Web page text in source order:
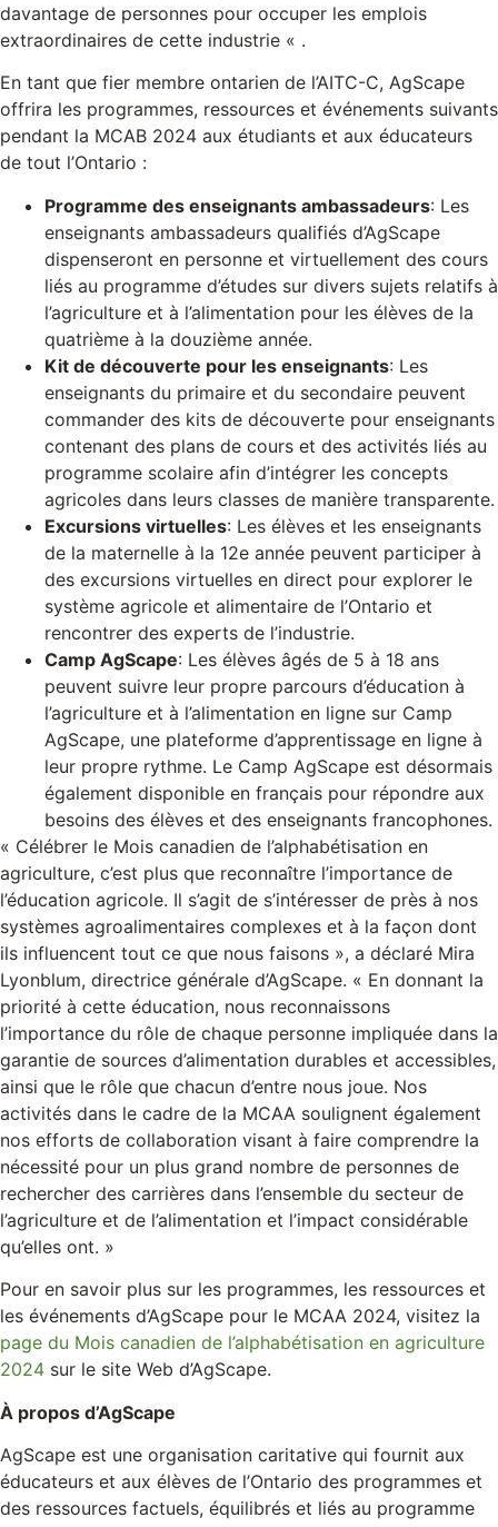
davantage de personnes pour occuper les emplois
extraordinaires de cette industrie « .
En tant que fier membre ontarien de l’AITC-C, AgScape
offrira les programmes, ressources et événements suivants
pendant la MCAB 2024 aux étudiants et aux éducateurs
de tout l’Ontario :
Programme des enseignants ambassadeurs: Les
enseignants ambassadeurs qualifiés d’AgScape
dispenseront en personne et virtuellement des cours
liés au programme d’études sur divers sujets relatifs à
l’agriculture et à l’alimentation pour les élèves de la
quatrième à la douzième année.
Kit de découverte pour les enseignants: Les
enseignants du primaire et du secondaire peuvent
commander des kits de découverte pour enseignants
contenant des plans de cours et des activités liés au
programme scolaire afin d’intégrer les concepts
agricoles dans leurs classes de manière transparente.
Excursions virtuelles: Les élèves et les enseignants
de la maternelle à la 12e année peuvent participer à
des excursions virtuelles en direct pour explorer le
système agricole et alimentaire de l’Ontario et
rencontrer des experts de l’industrie.
Camp AgScape: Les élèves âgés de 5 à 18 ans
peuvent suivre leur propre parcours d’éducation à
l’agriculture et à l’alimentation en ligne sur Camp
AgScape, une plateforme d’apprentissage en ligne à
leur propre rythme. Le Camp AgScape est désormais
également disponible en français pour répondre aux
besoins des élèves et des enseignants francophones.
« Célébrer le Mois canadien de l’alphabétisation en
agriculture, c’est plus que reconnaître l’importance de
l’éducation agricole. Il s’agit de s’intéresser de près à nos
systèmes agroalimentaires complexes et à la façon dont
ils influencent tout ce que nous faisons », a déclaré Mira
Lyonblum, directrice générale d’AgScape. « En donnant la
priorité à cette éducation, nous reconnaissons
l’importance du rôle de chaque personne impliquée dans la
garantie de sources d’alimentation durables et accessibles,
ainsi que le rôle que chacun d’entre nous joue. Nos
activités dans le cadre de la MCAA soulignent également
nos efforts de collaboration visant à faire comprendre la
nécessité pour un plus grand nombre de personnes de
rechercher des carrières dans l’ensemble du secteur de
l’agriculture et de l’alimentation et l’impact considérable
qu’elles ont. »
Pour en savoir plus sur les programmes, les ressources et
les événements d’AgScape pour le MCAA 2024, visitez la
page du Mois canadien de l’alphabétisation en agriculture
2024 sur le site Web d’AgScape.
À propos d’AgScape
AgScape est une organisation caritative qui fournit aux
éducateurs et aux élèves de l’Ontario des programmes et
des ressources factuels, équilibrés et liés au programme